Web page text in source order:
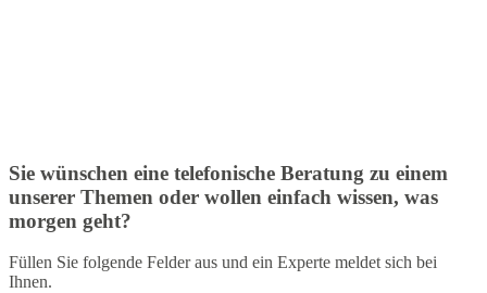
Sie wünschen eine telefonische Beratung zu einem
unserer Themen oder wollen einfach wissen, was
morgen geht?
Füllen Sie folgende Felder aus und ein Experte meldet sich bei
Ihnen.